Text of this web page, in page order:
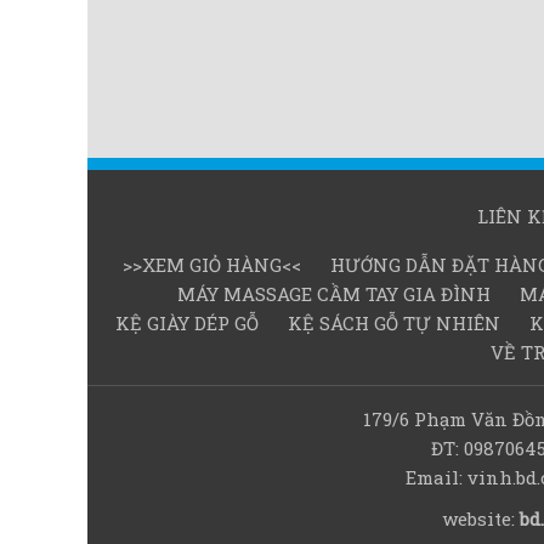
LIÊN
>>XEM GIỎ HÀNG<<
HƯỚNG DẪN ĐẶT
MÁY MASSAGE CẦM TAY GIA ĐÌNH
KỆ GIÀY DÉP GỖ
KỆ SÁCH GỖ TỰ NHIÊN
VỀ
179/6 Phạm Văn
ĐT:
Email:
website: